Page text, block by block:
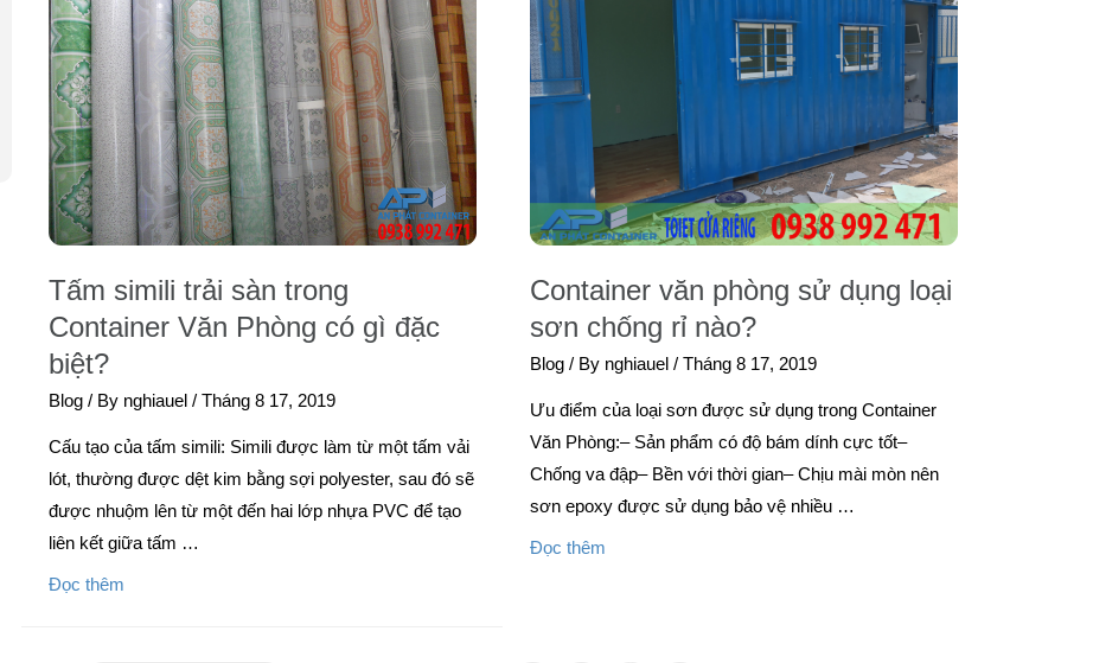
Tấm simili trải sàn trong
Container Văn Phòng có gì đặc
biệt?
Blog/ By nghiauel / Tháng 8 17, 2019
Cấu tạo của tấm simili: Simili được làm từ một tấm vải
lót, thường được dệt kim bằng sợi polyester, sau đó sẽ
được nhuộm lên từ một đến hai lớp nhựa PVC để tạo
liên kết giữa tấm …
Đọc thêm
Container văn phòng sử dụng loại
sơn chống rỉ nào?
Blog/ By nghiauel / Tháng 8 17, 2019
Ưu điểm của loại sơn được sử dụng trong Container
Văn Phòng:– Sản phẩm có độ bám dính cực tốt–
Chống va đập– Bền với thời gian– Chịu mài mòn nên
sơn epoxy được sử dụng bảo vệ nhiều …
Đọc thêm